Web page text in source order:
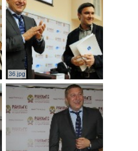
36.jpg